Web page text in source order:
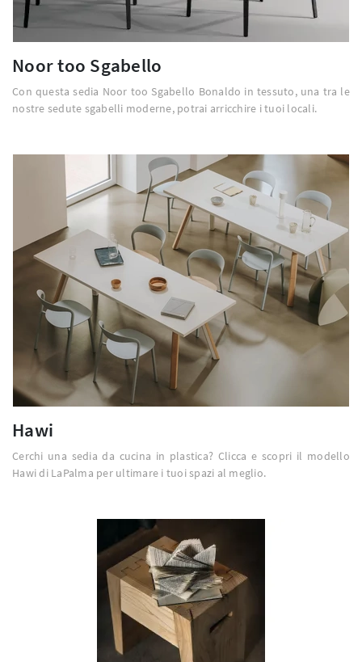
Noor too Sgabello
Con questa sedia Noor too Sgabello Bonaldo in tessuto, una tra le
nostre sedute sgabelli moderne, potrai arricchire i tuoi locali.
Hawi
Cerchi una sedia da cucina in plastica? Clicca e scopri il modello
Hawi di LaPalma per ultimare i tuoi spazi al meglio.